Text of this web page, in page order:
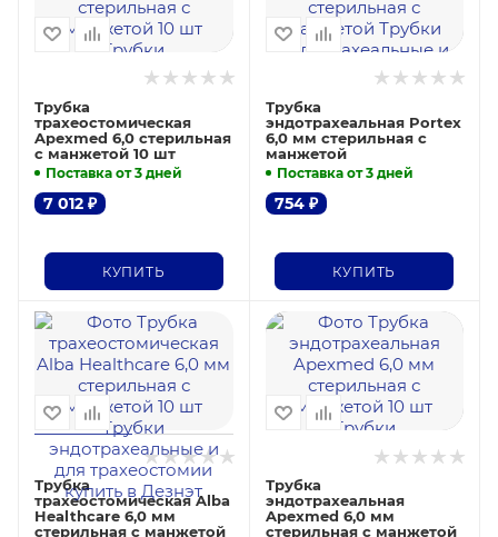
Трубка
трахеостомическая
Apexmed 6,0 стерильная
с манжетой 10 шт
Поставка от 3 дней
7 012 ₽
КУПИТЬ
Трубка
эндотрахеальная Portex
6,0 мм стерильная с
манжетой
Поставка от 3 дней
754₽
КУПИТЬ
Трубка
трахеостомическая Alba
Healthcare 6,0 мм
стерильная с манжетой
Трубка
эндотрахеальная
Apexmed 6,0 мм
стерильная с манжетой